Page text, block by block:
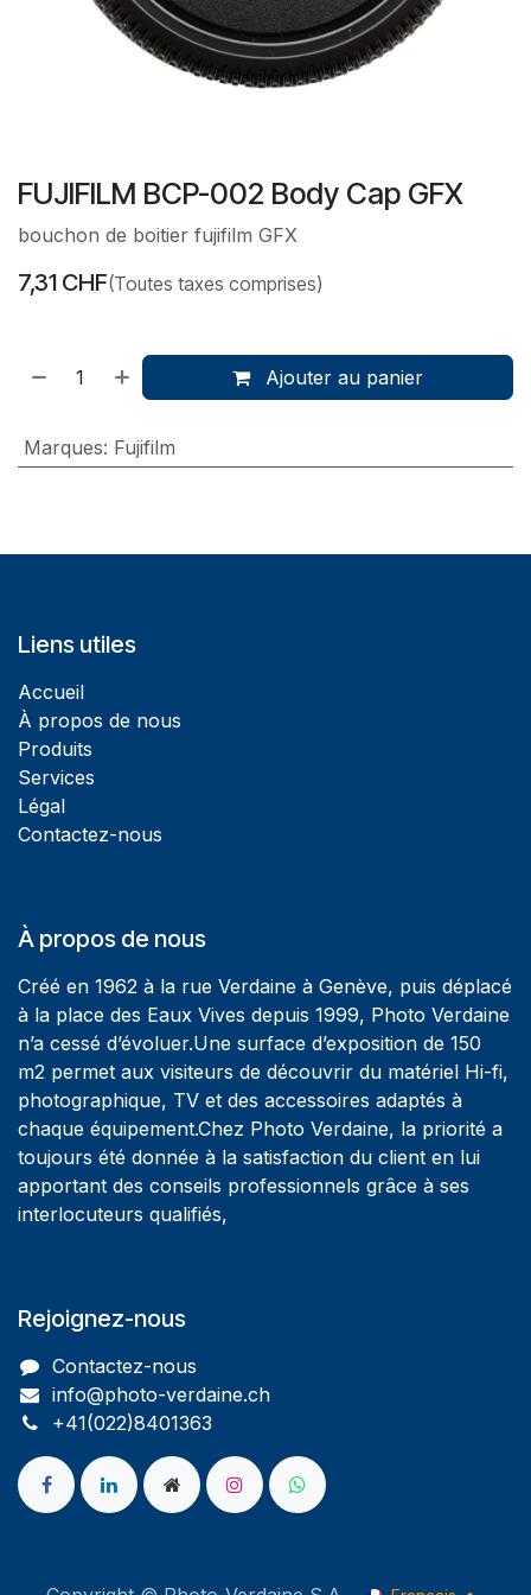
FUJIFILM BCP-002 Body Cap GFX
bouchon de boitier fujifilm GFX
7,31 CHF(Toutes taxes comprises)
Ajouter au panier
Marques: Fujifilm
Liens utiles
Accueil
À propos de nous
Produits
Services
Légal
Contactez-nous
À propos de nous
Créé en 1962 à la rue Verdaine à Genève, puis déplacé
à la place des Eaux Vives depuis 1999, Photo Verdaine
n’a cessé d’évoluer.Une surface d’exposition de 150
m2 permet aux visiteurs de découvrir du matériel Hi-fi,
photographique, TV et des accessoires adaptés à
chaque équipement.Chez Photo Verdaine, la priorité a
toujours été donnée à la satisfaction du client en lui
apportant des conseils professionnels grâce à ses
interlocuteurs qualifiés,
Rejoignez-nous
Contactez-nous
info@photo-verdaine.ch​
​​+41(022)8401363